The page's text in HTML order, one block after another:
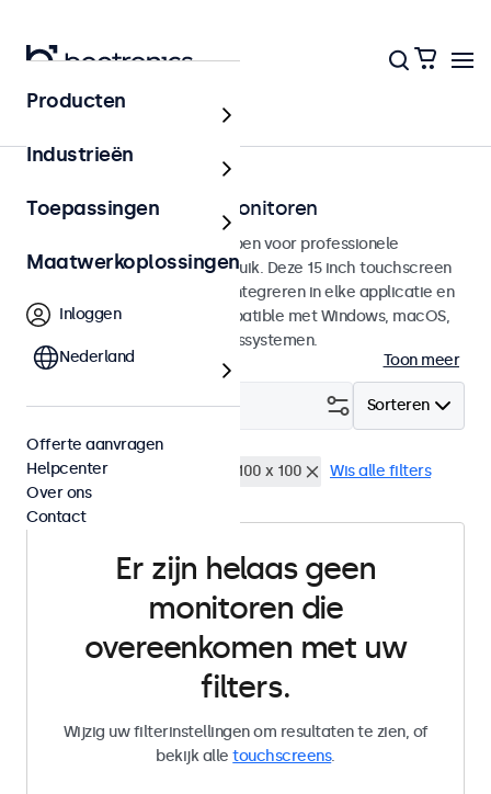
Touchscreens
15 inch touchscreen monitoren
15 inch touchscreens ontworpen voor professionele
toepassingen en continu gebruik. Deze 15 inch touchscreen
monitoren zijn eenvoudig te integreren in elke applicatie en
iedere omgeving en zijn compatible met Windows, macOS,
ChromeOS en Linux besturingssystemen.
Toon meer
Sorteren
Filter (0)
15 inch touchscreens VESA 100 x 100 Wis alle filters
Er zijn helaas geen
monitoren die
overeenkomen met uw
filters.
Wijzig uw filterinstellingen om resultaten te zien, of
bekijk alletouchscreens.
Producten
Industrieën
Toepassingen
Maatwerkoplossingen
Inloggen
Nederland
Offerte aanvragen
Helpcenter
Over ons
Contact